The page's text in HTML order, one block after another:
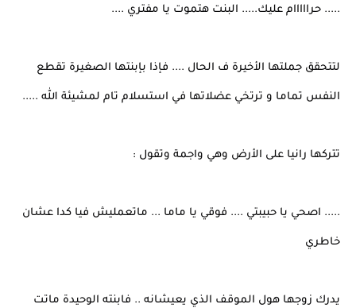
..... حرااااام عليك..... البنت هتموت يا مفتري ....
لتتحقق جملتها الأخيرة ف الحال .... فإذا بإبنتها الصغيرة تقطع
النفس تماما و ترتخي عضلاتها في استسلام تام لمشيئة الله .....
تتركها رانيا على الأرض وهي واجمة وتقول :
..... اصحي يا حبيبتي .... فوقي يا ماما ... ماتعمليش فيا كدا عشان
خاطري
يدرك زوجها هول الموقف الذي يعيشانه .. فابنته الوحيدة ماتت